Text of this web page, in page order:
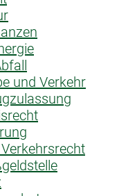
und Verkehr